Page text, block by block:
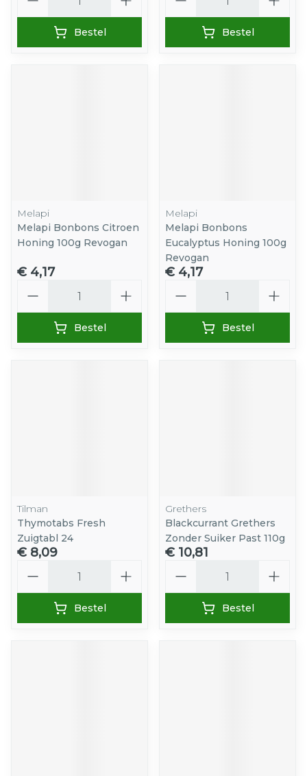
Bestel Bestel
Melapi
Melapi Bonbons Citroen
Honing 100g Revogan
€ 4,17
Bestel
Melapi
Melapi Bonbons
Eucalyptus Honing 100g
Revogan
€ 4,17
Bestel
Tilman
Thymotabs Fresh
Zuigtabl 24
€ 8,09
Bestel
Grethers
Blackcurrant Grethers
Zonder Suiker Past 110g
€ 10,81
Bestel